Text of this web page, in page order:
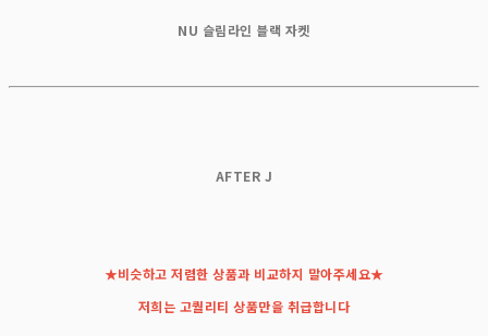
NU 슬림라인 블랙 자켓
AFTER J
★비슷하고 저렴한 상품과 비교하지 말아주세요★
저희는 고퀄리티 상품만을 취급합니다